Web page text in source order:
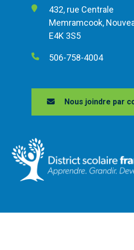
432, rue Centrale
Memramcook,
E4K 3S5
506-758-4004
Nous joindre par